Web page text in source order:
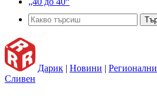
Дарик | Новини |
Сливен